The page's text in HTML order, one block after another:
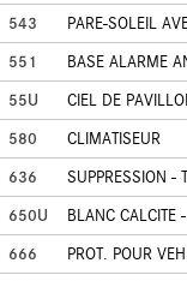
543
PARE-SOLEIL
551
BASE ALARME
55U
CIEL DE
580
CLIMATISEUR
636
SUPPRESSION -
650U
BLANC CALCITE
666
PROT. POUR